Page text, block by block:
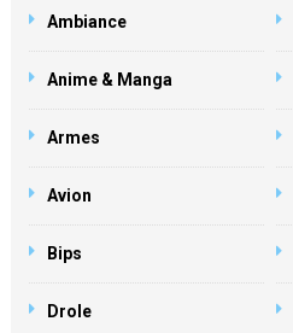
Ambiance
Anime & Manga
Armes
Avion
Bips
Drole